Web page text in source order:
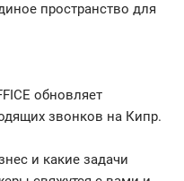
пространство для
обновляет
звонков на Кипр.
и какие задачи